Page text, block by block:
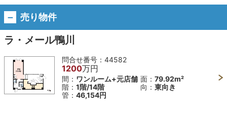
売り物件
ラ・メール鴨川
問合せ番号： 44582
1200万円
間： ワンルーム+元店舗 面： 79.92m²
階： 1階/14階 向： 東向き
管： 46,154円